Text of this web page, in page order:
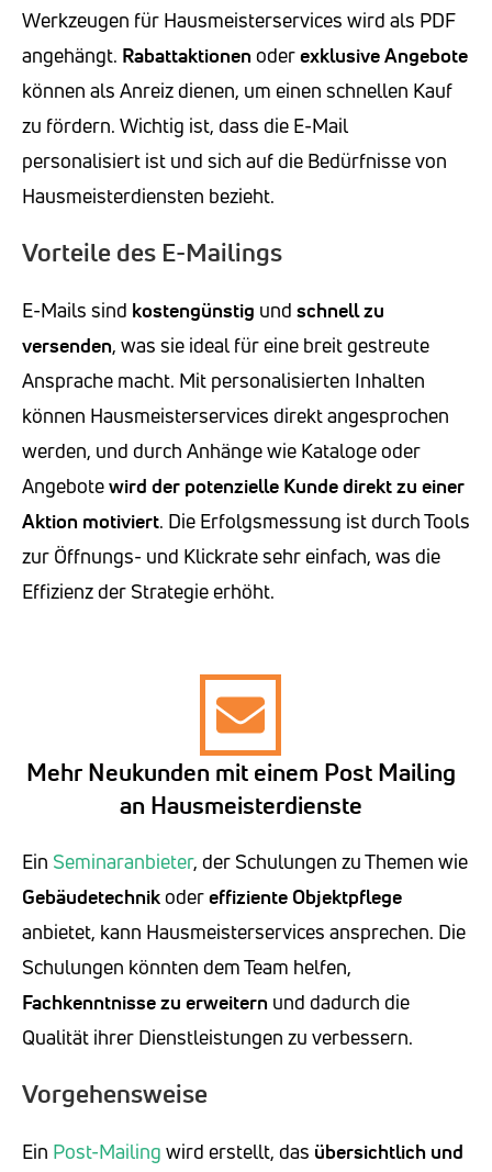
Werkzeugen für Hausmeisterservices wird als PDF
angehängt. Rabattaktionen oderexklusive Angebote
können als Anreiz dienen, um einen schnellen Kauf
zu fördern. Wichtig ist, dass die E-Mail
personalisiert ist und sich auf die Bedürfnisse von
Hausmeisterdiensten bezieht.
Vorteile des E-Mailings
E-Mails sind kostengünstig und schnell zu
versenden, was sie ideal für eine breit gestreute
Ansprache macht. Mit personalisierten Inhalten
können Hausmeisterservices direkt angesprochen
werden, und durch Anhänge wie Kataloge oder
Angebotewird der potenzielle Kunde direkt zu einer
Aktion motiviert. Die Erfolgsmessung ist durch Tools
zur Öffnungs- und Klickrate sehr einfach, was die
Effizienz der Strategie erhöht.
Mehr Neukunden mit einem Post Mailing
an Hausmeisterdienste
Ein Seminaranbieter, der Schulungen zu Themen wie
Gebäudetechnikodereffiziente Objektpflege
anbietet, kann Hausmeisterservices ansprechen. Die
Schulungen könnten dem Team helfen,
Fachkenntnisse zu erweitern und dadurch die
Qualität ihrer Dienstleistungen zu verbessern.
Vorgehensweise
Ein Post-Mailing wird erstellt, das übersichtlich und